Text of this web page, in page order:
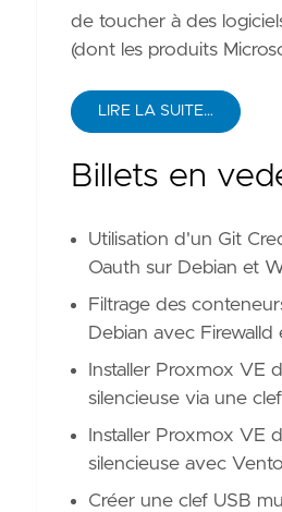
de toucher à des
(dont les produits
LIRE LA SUITE…
Billets en
Utilisation d'un Git
Oauth sur Debian et
Filtrage des
Debian avec Firewalld
Installer Proxmox VE
silencieuse via une
Installer Proxmox VE
silencieuse avec
Créer une clef USB